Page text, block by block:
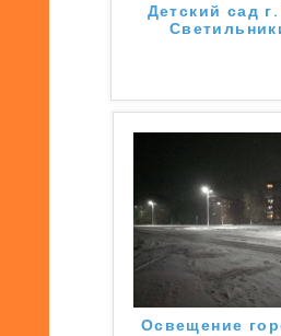
Детский сад
Освещение